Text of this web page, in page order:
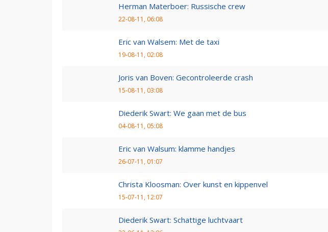
Herman Materboer: Russische crew
22-08-11, 06:08
Eric van Walsem: Met de taxi
19-08-11, 02:08
Joris van Boven: Gecontroleerde crash
15-08-11, 03:08
Diederik Swart: We gaan met de bus
04-08-11, 05:08
Eric van Walsum: klamme handjes
26-07-11, 01:07
Christa Kloosman: Over kunst en kippenvel
15-07-11, 12:07
Diederik Swart: Schattige luchtvaart